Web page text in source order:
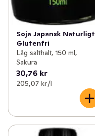
Soja Japansk Naturligt
Glutenfri
Låg salthalt, 150 ml,
Sakura
30,76 kr
205,07 kr /l